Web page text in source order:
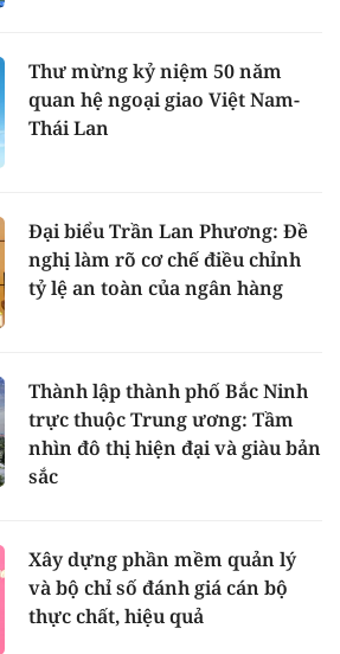
Thư mừng kỷ niệm 50 năm
quan hệ ngoại giao Việt Nam-
Thái Lan
Đại biểu Trần Lan Phương: Đề
nghị làm rõ cơ chế điều chỉnh
tỷ lệ an toàn của ngân hàng
Thành lập thành phố Bắc Ninh
trực thuộc Trung ương: Tầm
nhìn đô thị hiện đại và giàu bản
sắc
Xây dựng phần mềm quản lý
và bộ chỉ số đánh giá cán bộ
thực chất, hiệu quả